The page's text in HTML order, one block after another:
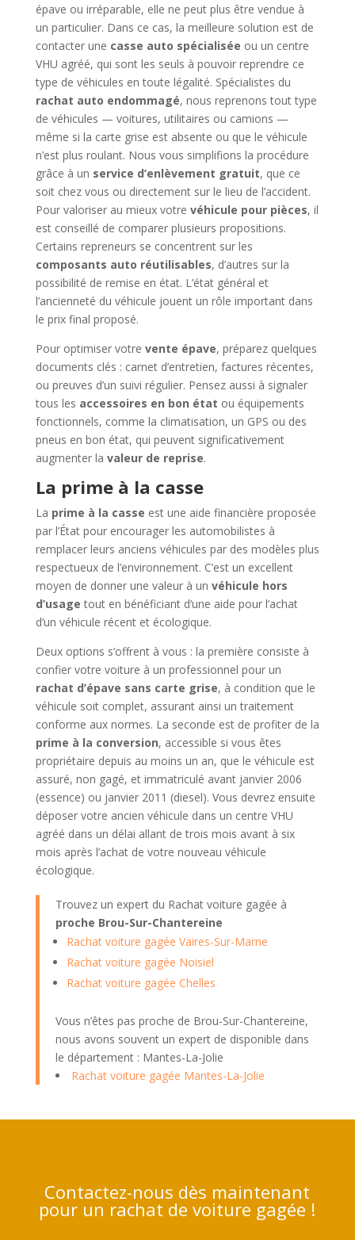
épave ou irréparable, elle ne peut plus être vendue à
un particulier. Dans ce cas, la meilleure solution est de
contacter une casse auto spécialisée ou un centre
VHU agréé, qui sont les seuls à pouvoir reprendre ce
type de véhicules en toute légalité. Spécialistes du
rachat auto endommagé, nous reprenons tout type
de véhicules — voitures, utilitaires ou camions —
même si la carte grise est absente ou que le véhicule
n’est plus roulant. Nous vous simplifions la procédure
grâce à un service d’enlèvement gratuit, que ce
soit chez vous ou directement sur le lieu de l’accident.
Pour valoriser au mieux votre véhicule pour pièces, il
est conseillé de comparer plusieurs propositions.
Certains repreneurs se concentrent sur les
composants auto réutilisables, d’autres sur la
possibilité de remise en état. L’état général et
l’ancienneté du véhicule jouent un rôle important dans
le prix final proposé.
Pour optimiser votre vente épave, préparez quelques
documents clés : carnet d’entretien, factures récentes,
ou preuves d’un suivi régulier. Pensez aussi à signaler
tous les accessoires en bon état ou équipements
fonctionnels, comme la climatisation, un GPS ou des
pneus en bon état, qui peuvent significativement
augmenter la valeur de reprise.
La prime à la casse
La prime à la casse est une aide financière proposée
par l’État pour encourager les automobilistes à
remplacer leurs anciens véhicules par des modèles plus
respectueux de l’environnement. C’est un excellent
moyen de donner une valeur à un véhicule hors
d’usage tout en bénéficiant d’une aide pour l’achat
d’un véhicule récent et écologique.
Deux options s’offrent à vous : la première consiste à
confier votre voiture à un professionnel pour un
rachat d’épave sans carte grise, à condition que le
véhicule soit complet, assurant ainsi un traitement
conforme aux normes. La seconde est de profiter de la
prime à la conversion, accessible si vous êtes
propriétaire depuis au moins un an, que le véhicule est
assuré, non gagé, et immatriculé avant janvier 2006
(essence) ou janvier 2011 (diesel). Vous devrez ensuite
déposer votre ancien véhicule dans un centre VHU
agréé dans un délai allant de trois mois avant à six
mois après l’achat de votre nouveau véhicule
écologique.
Trouvez un expert du Rachat voiture gagée à
proche Brou-Sur-Chantereine
Rachat voiture gagée Vaires-Sur-Marne
Rachat voiture gagée Noisiel
Rachat voiture gagée Chelles
Vous n’êtes pas proche de Brou-Sur-Chantereine,
nous avons souvent un expert de disponible dans
le département : Mantes-La-Jolie
Rachat voiture gagée Mantes-La-Jolie
Contactez-nous dès maintenant
pour un rachat de voiture gagée !